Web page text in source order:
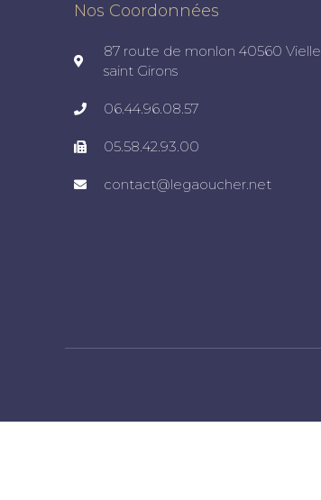
Nos Coordonnées
87 route de monlon 40560 Vielle
saint Girons
06.44.96.08.57
05.58.42.93.00
contact@legaoucher.net